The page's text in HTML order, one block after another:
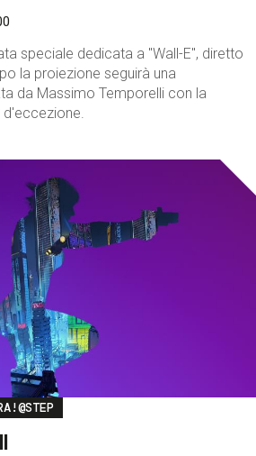
speciale dedicata a "Wall-E", diretto
la proiezione seguirà una
da Massimo Temporelli con la